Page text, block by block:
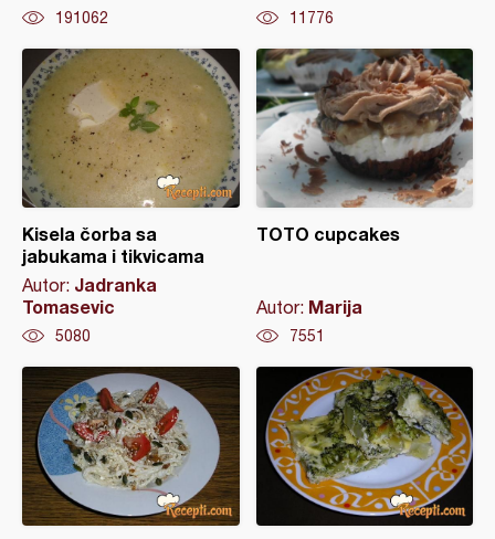
191062 11776
Kisela čorba sa
jabukama i tikvicama
Autor: Jadranka
Tomasevic
5080
TOTO cupcakes
Autor: Marija
7551